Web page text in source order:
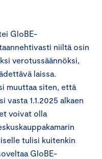
GloBE-
niiltä osin
verotussäännöksi,
laissa.
muuttaa siten, että
1.1.2025 alkaen
voivat olla
tulisi kuitenkin
GloBE-